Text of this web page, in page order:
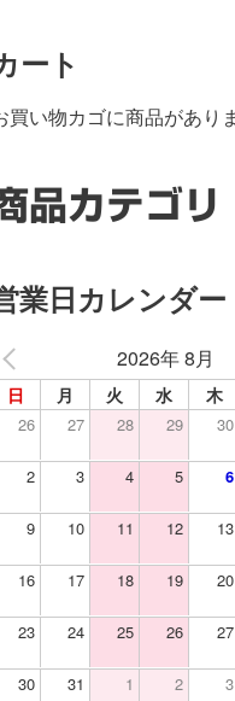
ート
買い物カゴに商品があり
品カテゴリ
業日カレンダー
2026年 8月
日 月 火 水 木
26 27 28 29 30
2 3 4 5 6
9 10 11 12 13
16 17 18 19 20
23 24 25 26 27
30 31 1 2 3